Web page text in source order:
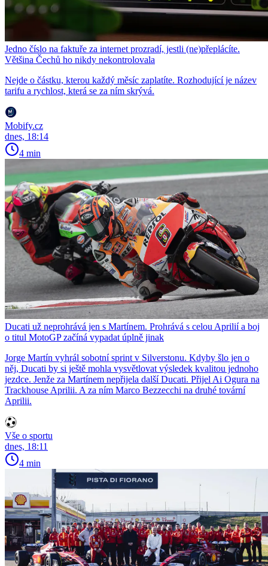
Jedno číslo na faktuře za internet prozradí, jestli (ne)přeplácíte.
Většina Čechů ho nikdy nekontrolovala
Nejde o částku, kterou každý měsíc zaplatíte. Rozhodující je název
tarifu a rychlost, která se za ním skrývá.
Mobify.cz
dnes, 18:14
4 min
Ducati už neprohrává jen s Martínem. Prohrává s celou Aprilií a boj
o titul MotoGP začíná vypadat úplně jinak
Jorge Martín vyhrál sobotní sprint v Silverstonu. Kdyby šlo jen o
něj, Ducati by si ještě mohla vysvětlovat výsledek kvalitou jednoho
jezdce. Jenže za Martínem nepřijela další Ducati. Přijel Ai Ogura na
Trackhouse Aprilii. A za ním Marco Bezzecchi na druhé tovární
Aprilii.
Vše o sportu
dnes, 18:11
4 min